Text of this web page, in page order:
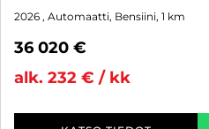
2026 , Automaatti, Bensiini, 1 km
36 020 €
alk. 232 € / kk